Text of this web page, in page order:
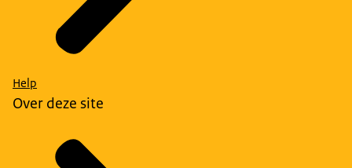
Help
Over deze site